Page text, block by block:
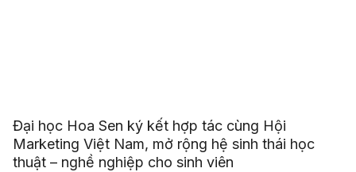
Đại học Hoa Sen ký kết hợp tác cùng Hội
Marketing Việt Nam, mở rộng hệ sinh thái học
thuật – nghề nghiệp cho sinh viên